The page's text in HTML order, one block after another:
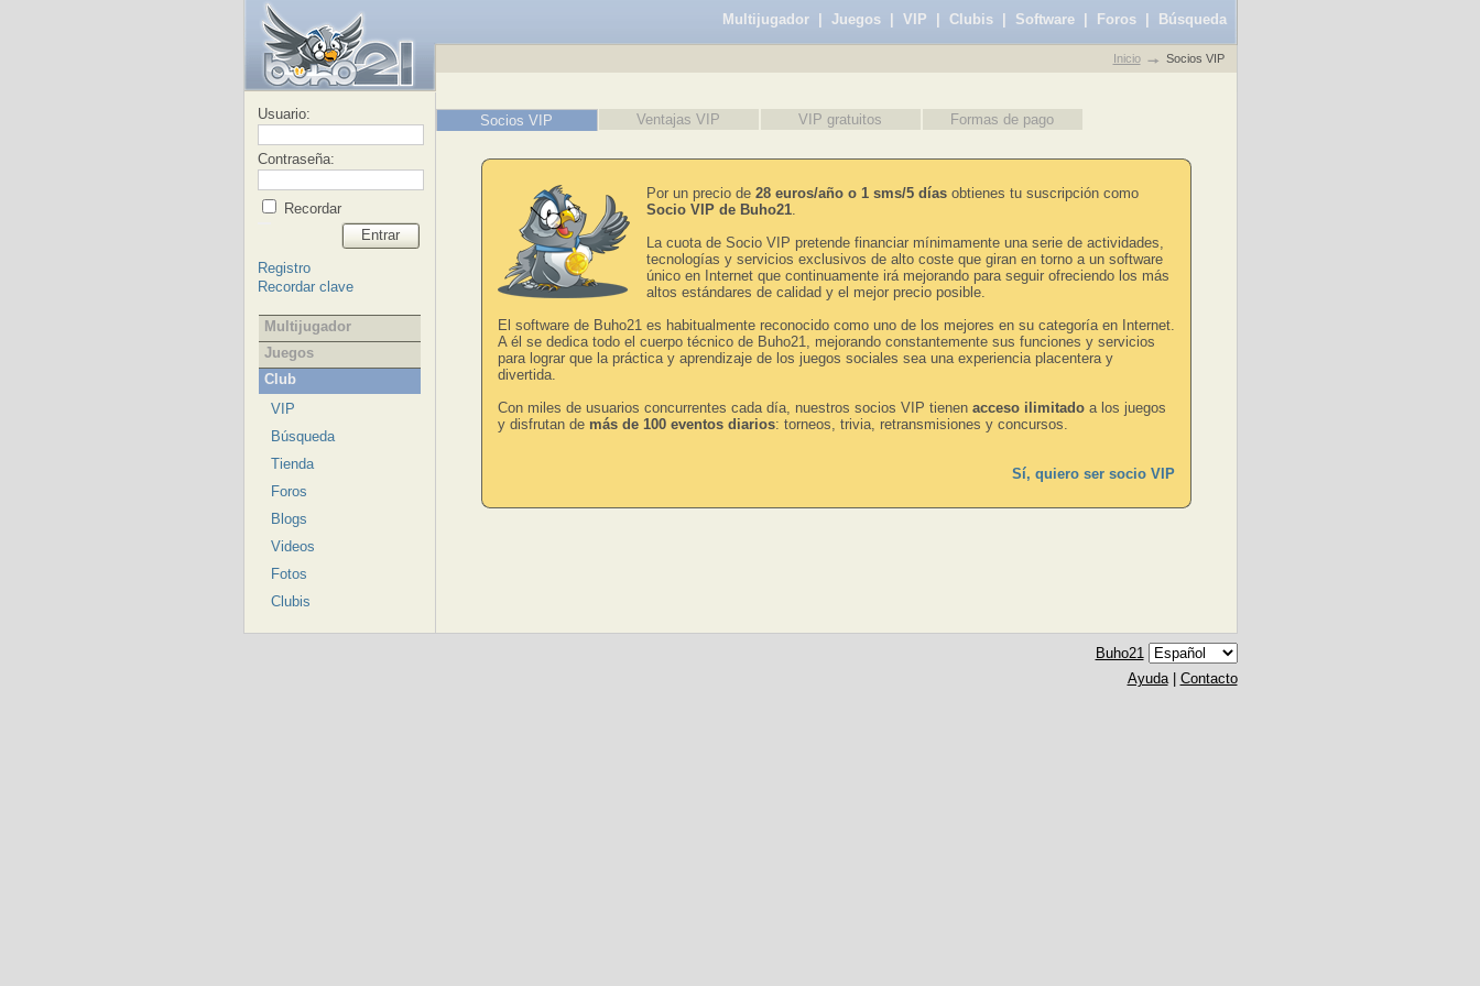
Multijugador| Juegos| VIP Clubis| Software| Foros| Búsqueda
Inicio Socios VIP
Usuario:
Contraseña:
Recordar
Entrar
Registro
Recordar clave
Multijugador
Juegos
Club
VIP
Búsqueda
Tienda
Foros
Blogs
Videos
Fotos
Clubis
Socios VIP Ventajas VIP VIP gratuitos Formas de pago
Por un precio de 28 euros/año o 1 sms/5 díasobtienes tu suscripción como
Socio VIP de Buho21.
La cuota de Socio VIP pretende financiar mínimamente una serie de actividades,
tecnologías y servicios exclusivos de alto coste que giran en torno a un software
único en Internet que continuamente irá mejorando para seguir ofreciendo los más
altos estándares de calidad y el mejor precio posible.
El software de Buho21 es habitualmente reconocido como uno de los mejores en su categoría en Internet.
A él se dedica todo el cuerpo técnico de Buho21, mejorando constantemente sus funciones y servicios
para lograr que la práctica y aprendizaje de los juegos sociales sea una experiencia placentera y
divertida.
Con miles de usuarios concurrentes cada día, nuestros socios VIP tienen acceso ilimitadoa los juegos
y disfrutan de más de 100 eventos diarios: torneos, trivia, retransmisiones y concursos.
Sí, quiero ser socio VIP
Buho21
Ayuda| Contacto